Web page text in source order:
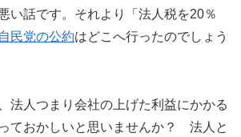
い話です。それより「法人税を20％
自民党の公約はどこへ行ったのでしょう
法人つまり会社の上げた利益にかかる
ておかしいと思いませんか？ 法人と